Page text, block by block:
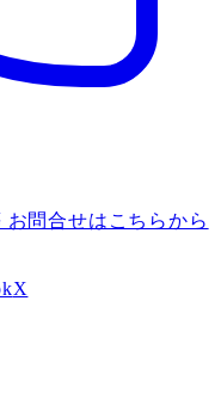
問合せはこちらから
X